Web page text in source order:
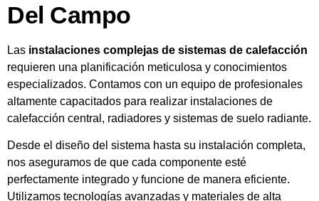
Del Campo
Las instalaciones complejas de sistemas de calefacción
requieren una planificación meticulosa y conocimientos
especializados. Contamos con un equipo de profesionales
altamente capacitados para realizar instalaciones de
calefacción central, radiadores y sistemas de suelo radiante.
Desde el diseño del sistema hasta su instalación completa,
nos aseguramos de que cada componente esté
perfectamente integrado y funcione de manera eficiente.
Utilizamos tecnologías avanzadas y materiales de alta